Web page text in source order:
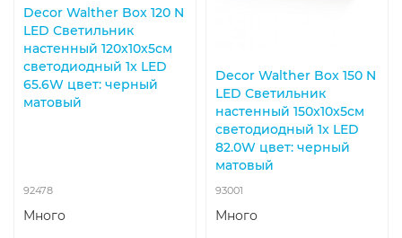
Decor Walther Box 120 N
LED Светильник
настенный 120x10x5см
светодиодный 1x LED
65.6W цвет: черный
матовый
92478
Много
Decor Walther Box 150 N
LED Светильник
настенный 150x10x5см
светодиодный 1x LED
82.0W цвет: черный
матовый
93001
Много